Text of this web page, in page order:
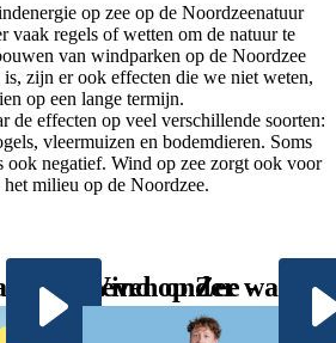
op zee op de Noordzeenatuur
vaak regels of wetten om de natuur te
van windparken op de Noordzee
zijn er ook effecten die we niet weten,
op een lange termijn.
de effecten op veel verschillende soorten:
vleermuizen en bodemdieren. Soms
ook negatief. Wind op zee zorgt ook voor
milieu op de Noordzee.
Wind op Zee - Leven onder water